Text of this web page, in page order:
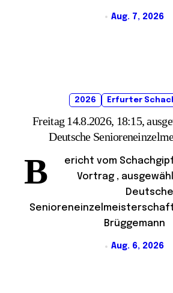
Aug. 7, 2026
2026 Erfurter
Freitag 14.8.2026, 18:15,
Deutsche
B
ericht vom
Vortrag ,
Deutsche
Senioreneinzelmeisterschaft
Brüggemann
Aug. 6, 2026